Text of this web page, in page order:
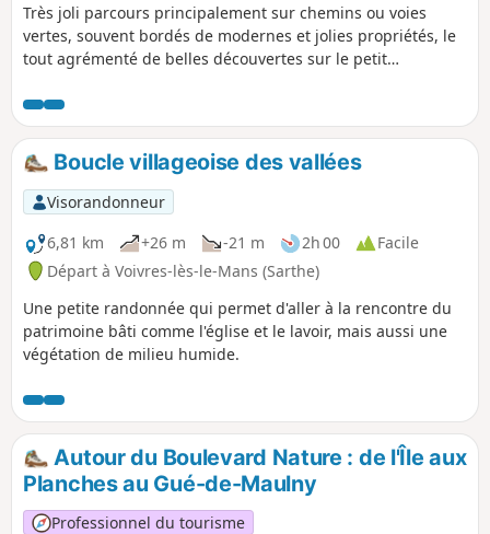
Très joli parcours principalement sur chemins ou voies
vertes, souvent bordés de modernes et jolies propriétés, le
tout agrémenté de belles découvertes sur le petit
gare du tramway à vapeur de la Sarthe, l'église et son
cimetière, le vieux puits, mares et étang, le kiosque avec un
ancien mécanisme d'éolienne Bollée, le calvaire et le four à
chanvre.Boucle villageoise des vallées
Visorandonneur
6,81 km
+26 m -21 m 2h 00
Facile
Départ à Voivres-lès-le-Mans (Sarthe)
Une petite randonnée qui permet d'aller à la rencontre du
patrimoine bâti comme l'église et le lavoir, mais aussi une
végétation de milieu humide.
Autour du Boulevard Nature : de l'Île aux
Planches au Gué-de-Maulny
Professionnel du tourisme